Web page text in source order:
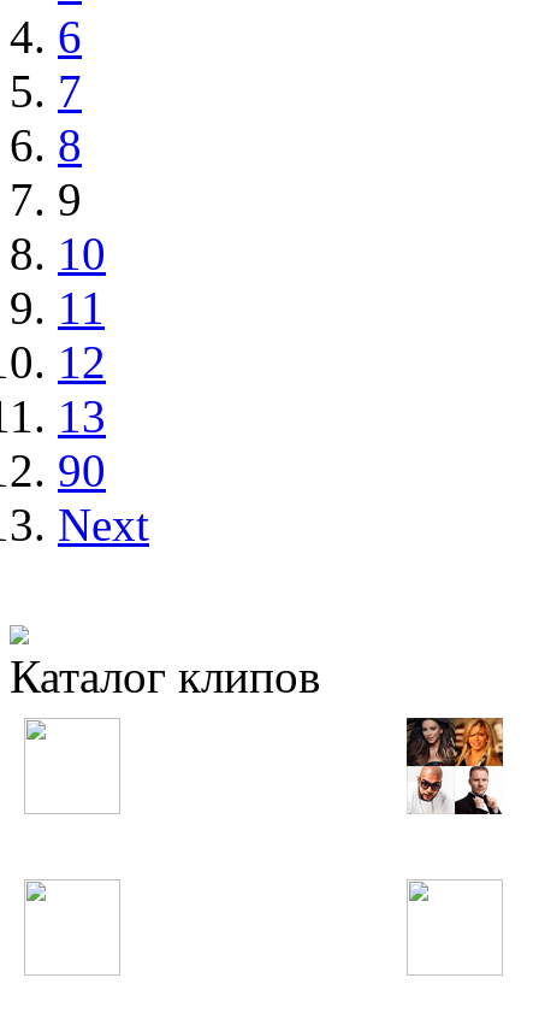
6
7
8
9
10
11
12
13
90
Next
Каталог клипов